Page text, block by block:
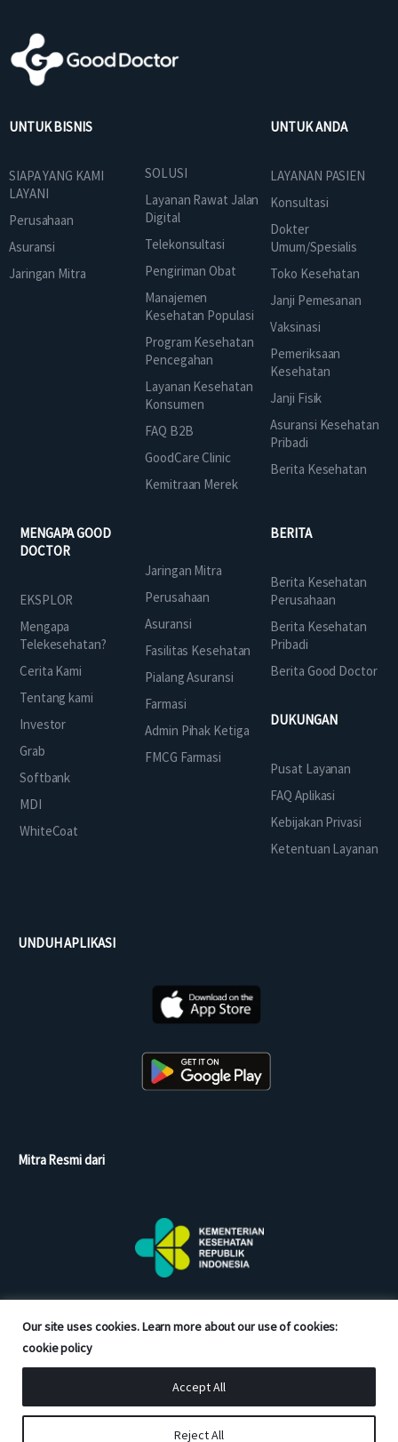
Our site uses cookies. Learn more about our use of cookies:
cookie policy
Reject All
Accept All
UNTUK BISNIS
SIAPA YANG KAMI
LAYANI
Perusahaan
Asuransi
Jaringan Mitra
SOLUSI
Layanan Rawat Jalan
Digital
Telekonsultasi
Pengiriman Obat
Manajemen
Kesehatan Populasi
Program Kesehatan
Pencegahan
Layanan Kesehatan
Konsumen
FAQ B2B
GoodCare Clinic
Kemitraan Merek
UNTUK ANDA
LAYANAN PASIEN
Konsultasi
Dokter
Umum/Spesialis
Toko Kesehatan
Janji Pemesanan
Vaksinasi
Pemeriksaan
Kesehatan
Janji Fisik
Asuransi Kesehatan
Pribadi
Berita Kesehatan
MENGAPA GOOD
DOCTOR
EKSPLOR
Mengapa
Telekesehatan?
Cerita Kami
Tentang kami
Investor
Grab
Softbank
MDI
WhiteCoat
Jaringan Mitra
Perusahaan
Asuransi
Fasilitas Kesehatan
Pialang Asuransi
Farmasi
Admin Pihak Ketiga
FMCG Farmasi
BERITA
Berita Kesehatan
Perusahaan
Berita Kesehatan
Pribadi
Berita Good Doctor
DUKUNGAN
Pusat Layanan
FAQ Aplikasi
Kebijakan Privasi
Ketentuan Layanan
UNDUH APLIKASI
Mitra Resmi dari
Copyright © 2026 Good Doctor. All rights reserved.